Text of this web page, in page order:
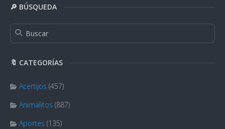
🔎 BÚSQUEDA
🔖 CATEGORÍAS
Acertijos (457)
Animalitos (887)
Aportes (135)